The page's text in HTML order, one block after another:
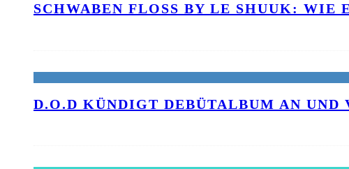
SCHWABEN FLOSS BY LE SHUUK: WIE
D.O.D KÜNDIGT DEBÜTALBUM AN